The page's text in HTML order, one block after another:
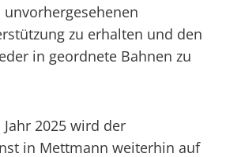
zu erhalten und den
in geordnete Bahnen zu
2025 wird der
in Mettmann weiterhin auf